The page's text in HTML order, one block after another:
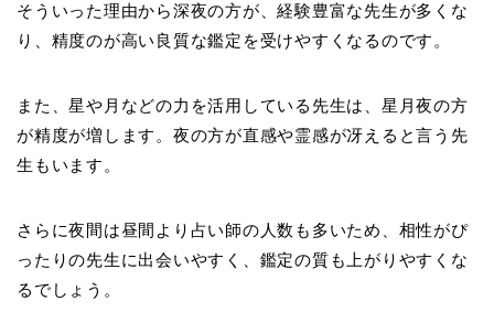
そういった理由から深夜の方が、経験豊富な先生が多くな
り、精度のが高い良質な鑑定を受けやすくなるのです。
また、星や月などの力を活用している先生は、星月夜の方
が精度が増します。夜の方が直感や霊感が冴えると言う先
生もいます。
さらに夜間は昼間より占い師の人数も多いため、相性がぴ
ったりの先生に出会いやすく、鑑定の質も上がりやすくな
るでしょう。